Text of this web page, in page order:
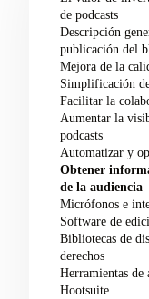
Acerca
de podcasts
Descripción
publicación del
Mejora de la
Simplificación
Facilitar la
Aumentar la
podcasts
Automatizar y
Obtener
de la audiencia
Micrófonos e
Software de
Bibliotecas de
derechos
Herramientas
Hootsuite